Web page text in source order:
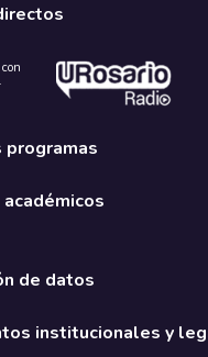
de datos
institucionales y